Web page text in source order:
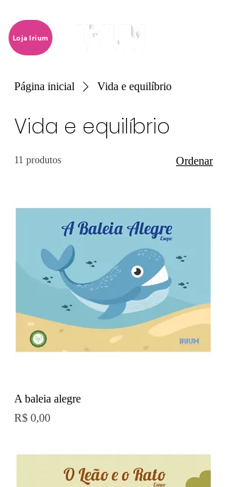
Loja Irium
Página inicial Vida e equilíbrio
Vida e equilíbrio
11 produtos Ordenar
A baleia alegre
Preço
R$ 0,00